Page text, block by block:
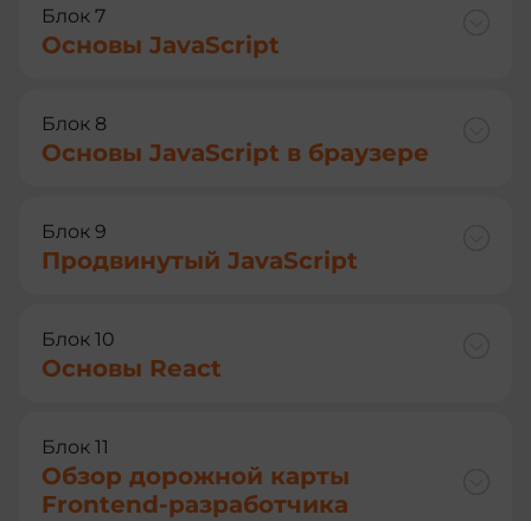
Блок 7
Основы JavaScript
Блок 8
Основы JavaScript в браузере
Блок 9
Продвинутый JavaScript
Блок 10
Основы React
Блок 11
Обзор дорожной карты
Frontend-разработчика